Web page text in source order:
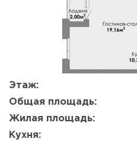
Этаж:
Общая площадь:
Жилая площадь:
Кухня:
Да, удалить